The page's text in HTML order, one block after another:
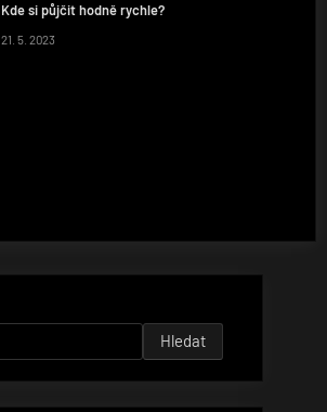
Kde si půjčit hodně rychle?
21. 5. 2023
Hledat